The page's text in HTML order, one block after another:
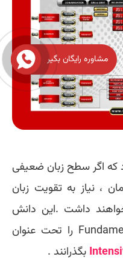
اگر سطح زبان ضعیفی
، نیاز به تقویت زبان
داشت .این دانش
پژوهان ابتدا باید 2 دوره Fundamental را تحت عنوان
بگذرانند .
مشاوره رایگان بگیر